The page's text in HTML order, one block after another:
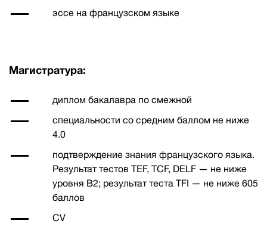
эссе на французском языке
Магистратура:
диплом бакалавра по смежной
специальности со средним баллом не ниже
4.0
подтверждение знания французского языка.
Результат тестов TEF, TCF, DELF — не ниже
уровня B2; результат теста TFI — не ниже 605
баллов
CV